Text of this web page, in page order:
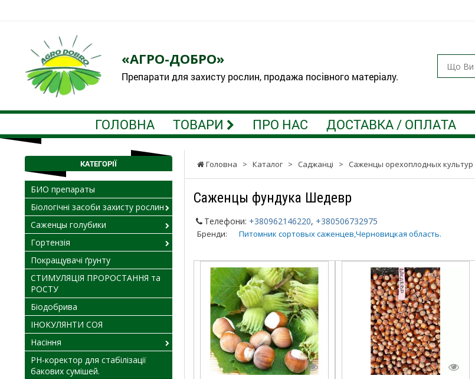
«АГРО-ДОБРО»
Препарати для захисту рослин, продажа посівного матеріалу.
ГОЛОВНА ТОВАРИ ПРО НАС ДОСТАВКА / ОПЛАТА
Головна > Каталог > Саджанці > Саженцы орехоплодных культур
Саженцы фундука Шедевр
Телефони: +380962146220, +380506732975
Бренди: Питомник сортовых саженцев,Черновицкая область.
КАТЕГОРІЇ
БИО препараты
Біологічні засоби захисту рослин
Саженцы голубики
Гортензія
Покращувачі ґрунту
СТИМУЛЯЦІЯ ПРОРОСТАННЯ та
РОСТУ
Біодобрива
ІНОКУЛЯНТИ СОЯ
Насіння
PH-коректор для стабілізації
бакових сумішей.